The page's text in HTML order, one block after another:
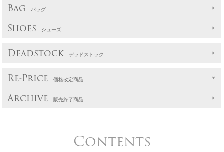
Bag バッグ
Shoes シューズ
Deadstock デッドストック
Re-Price 価格改定商品
Archive 販売終了商品
Contents